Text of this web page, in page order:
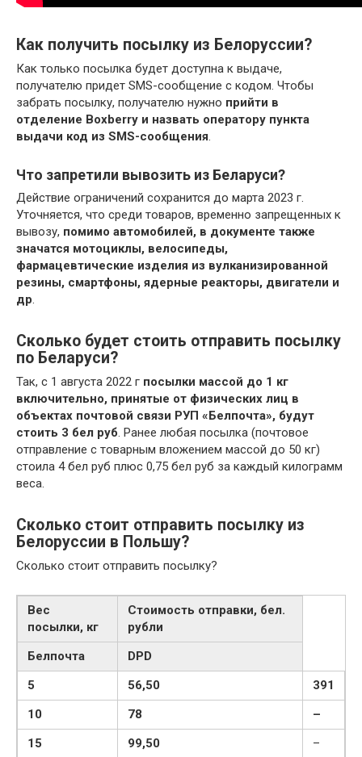
Как получить посылку из Белоруссии?
Как только посылка будет доступна к выдаче,
получателю придет SMS-сообщение с кодом. Чтобы
забрать посылку, получателю нужно прийти в
отделение Boxberry и назвать оператору пункта
выдачи код из SMS-сообщения.
Что запретили вывозить из Беларуси?
Действие ограничений сохранится до марта 2023 г.
Уточняется, что среди товаров, временно запрещенных к
вывозу, помимо автомобилей, в документе также
значатся мотоциклы, велосипеды,
фармацевтические изделия из вулканизированной
резины, смартфоны, ядерные реакторы, двигатели и
др.
Сколько будет стоить отправить посылку
по Беларуси?
Так, с 1 августа 2022 г посылки массой до 1 кг
включительно, принятые от физических лиц в
объектах почтовой связи РУП «Белпочта», будут
стоить 3 бел руб. Ранее любая посылка (почтовое
отправление с товарным вложением массой до 50 кг)
стоила 4 бел руб плюс 0,75 бел руб за каждый килограмм
веса.
Сколько стоит отправить посылку из
Белоруссии в Польшу?
Сколько стоит отправить посылку?
Вес
посылки, кг
Стоимость отправки, бел.
рубли
Белпочта
DPD
5
56,50
391
10
78
–
15
99,50 –